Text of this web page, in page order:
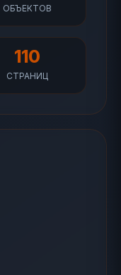
ОБЪЕКТОВ
110
СТРАНИЦ